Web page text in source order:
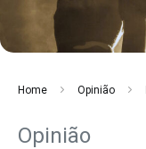
Home Opinião
Opinião